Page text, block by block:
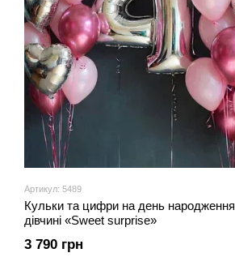
Артикул: 5489
Кульки та цифри на день народження
дівчині ‭«Sweet surprise»
3 790 грн